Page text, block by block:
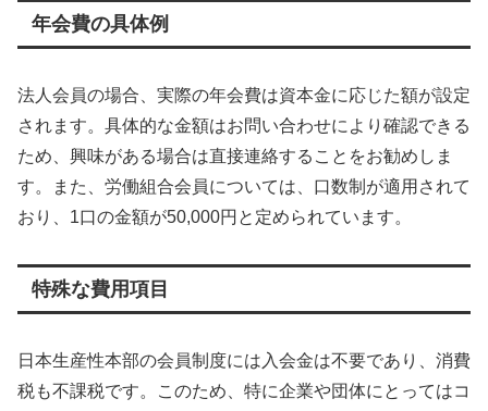
年会費の具体例
法人会員の場合、実際の年会費は資本金に応じた額が設定
されます。具体的な金額はお問い合わせにより確認できる
ため、興味がある場合は直接連絡することをお勧めしま
す。また、労働組合会員については、口数制が適用されて
おり、1口の金額が50,000円と定められています。
特殊な費用項目
日本生産性本部の会員制度には入会金は不要であり、消費
税も不課税です。このため、特に企業や団体にとってはコ